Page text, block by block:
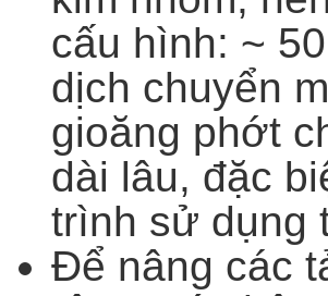
cấu hình: ~
dịch chuyển
gioăng phớt
dài lâu, đặc
trình sử dụng
Để nâng các